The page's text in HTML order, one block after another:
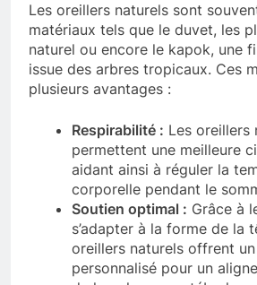
Les oreillers naturels sont
matériaux tels que le duvet, les
naturel ou encore le kapok, une
issue des arbres tropicaux. Ces
plusieurs avantages :
Respirabilité : Les oreillers
permettent une meilleure
aidant ainsi à réguler la
corporelle pendant le
Soutien optimal : Grâce à
s’adapter à la forme de la
oreillers naturels offrent
personnalisé pour un